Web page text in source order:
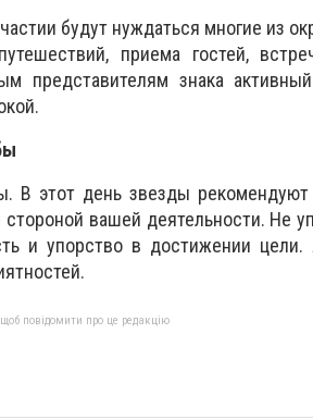
будут нуждаться многие из
приема гостей,
представителям знака
В этот день звезды
вашей деятельности. Не
и упорство в достижении
повідомити про це редакцію